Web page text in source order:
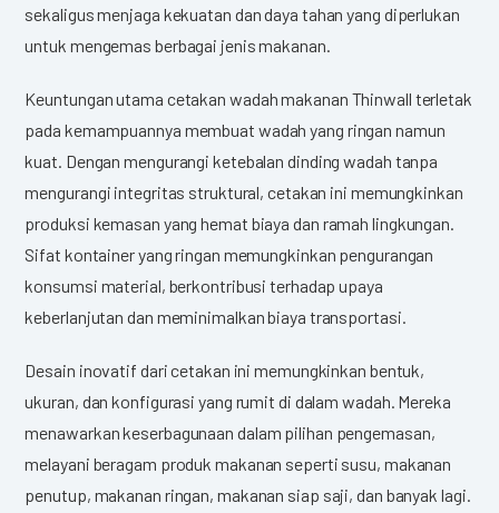
sekaligus menjaga kekuatan dan daya tahan yang diperlukan
untuk mengemas berbagai jenis makanan.
Keuntungan utama cetakan wadah makanan Thinwall terletak
pada kemampuannya membuat wadah yang ringan namun
kuat. Dengan mengurangi ketebalan dinding wadah tanpa
mengurangi integritas struktural, cetakan ini memungkinkan
produksi kemasan yang hemat biaya dan ramah lingkungan.
Sifat kontainer yang ringan memungkinkan pengurangan
konsumsi material, berkontribusi terhadap upaya
keberlanjutan dan meminimalkan biaya transportasi.
Desain inovatif dari cetakan ini memungkinkan bentuk,
ukuran, dan konfigurasi yang rumit di dalam wadah. Mereka
menawarkan keserbagunaan dalam pilihan pengemasan,
melayani beragam produk makanan seperti susu, makanan
penutup, makanan ringan, makanan siap saji, dan banyak lagi.